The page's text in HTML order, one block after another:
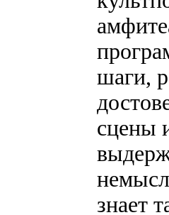
шаги,
сцены
знает